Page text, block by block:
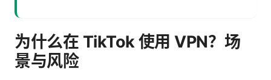
为什么在 TikTok 使用 VPN？场
景与风险